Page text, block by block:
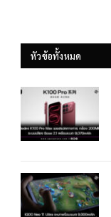
หัวข้อทั้งหมด